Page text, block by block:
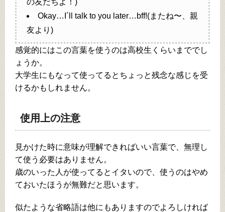
の友だちよ！)
Okay…I´ll talk to you later…bff!(またね〜、親
友より)
感覚的にはこの言葉を使うのは高校生くらいまででし
ょうか。
大学生にもなって使ってるとちょっと残念な感じを受
けるかもしれません。
使用上の注意
見かけた時に意味が理解できればいい言葉で、無理し
て使う必要はありません。
歳のいった人が使ってるとイタいので、使うのはやめ
ておいたほうが無難だと思います。
似たような省略語は他にもありますのでよろしければ